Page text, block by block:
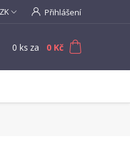
Přihlášení
0 ks za 0 Kč